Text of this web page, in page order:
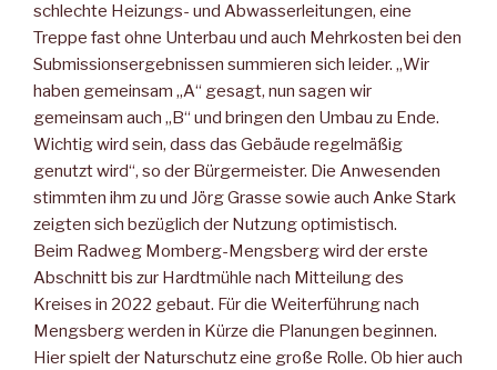
schlechte Heizungs- und Abwasserleitungen, eine
Treppe fast ohne Unterbau und auch Mehrkosten bei den
Submissionsergebnissen summieren sich leider. „Wir
haben gemeinsam „A“ gesagt, nun sagen wir
gemeinsam auch „B“ und bringen den Umbau zu Ende.
Wichtig wird sein, dass das Gebäude regelmäßig
genutzt wird“, so der Bürgermeister. Die Anwesenden
stimmten ihm zu und Jörg Grasse sowie auch Anke Stark
zeigten sich bezüglich der Nutzung optimistisch.
Beim Radweg Momberg-Mengsberg wird der erste
Abschnitt bis zur Hardtmühle nach Mitteilung des
Kreises in 2022 gebaut. Für die Weiterführung nach
Mengsberg werden in Kürze die Planungen beginnen.
Hier spielt der Naturschutz eine große Rolle. Ob hier auch